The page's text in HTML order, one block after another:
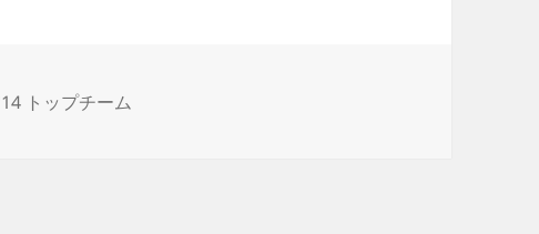
トップチーム